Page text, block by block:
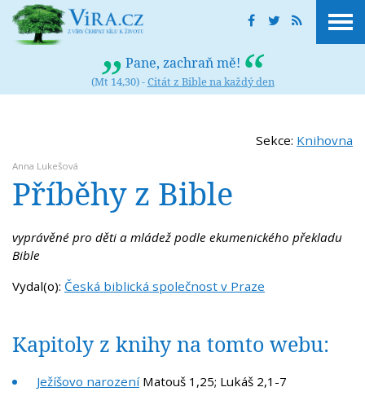
Pane, zachraň mě!
(Mt 14,30) -Citát z Bible na každý den
Sekce: Knihovna
Anna Lukešová
Příběhy z Bible
vyprávěné pro děti a mládež podle ekumenického překladu
Bible
Vydal(o): Česká biblická společnost v Praze
Kapitoly z knihy na tomto webu:
Ježíšovo narozeníMatouš 1,25; Lukáš 2,1-7